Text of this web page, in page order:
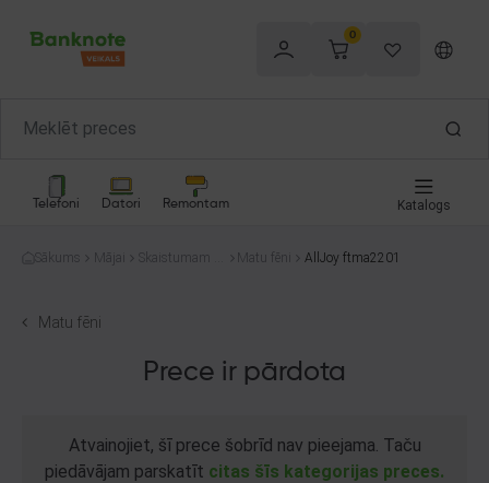
0
Telefoni Datori Remontam Katalogs
Sākums Mājai
Skaistumam u
Matu fēni AllJoy ftma2201
Matu fēni
Prece ir pārdota
Atvainojiet, šī prece šobrīd nav pieejama. Taču
piedāvājam parskatīt citas šīs kategorijas preces.